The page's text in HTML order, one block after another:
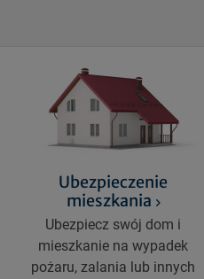
Ubezpieczenie
mieszkania
Ubezpiecz swój dom i
mieszkanie na wypadek
pożaru, zalania lub innych